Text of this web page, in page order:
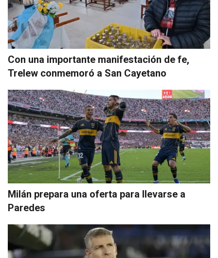
Con una importante manifestación de fe,
Trelew conmemoró a San Cayetano
Milán prepara una oferta para llevarse a
Paredes